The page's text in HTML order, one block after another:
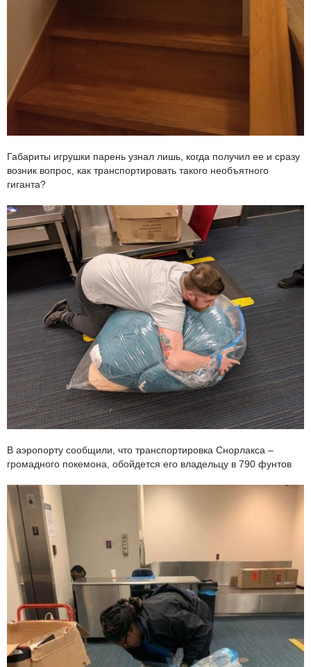
Габариты игрушки парень узнал лишь, когда получил ее и сразу
возник вопрос, как транспортировать такого необъятного
гиганта?
В аэропорту сообщили, что транспортировка Снорлакса –
громадного покемона, обойдется его владельцу в 790 фунтов